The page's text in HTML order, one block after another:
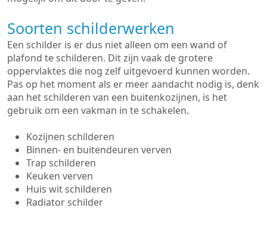
Soorten schilderwerken
Een schilder is er dus niet alleen om een wand of
plafond te schilderen. Dit zijn vaak de grotere
oppervlaktes die nog zelf uitgevoerd kunnen worden.
Pas op het moment als er meer aandacht nodig is, denk
aan het schilderen van een buitenkozijnen, is het
gebruik om een vakman in te schakelen.
Kozijnen schilderen
Binnen- en buitendeuren verven
Trap schilderen
Keuken verven
Huis wit schilderen
Radiator schilder